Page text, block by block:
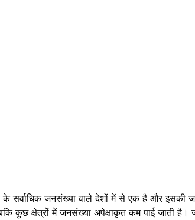
जनसंख्या वाले देशों में से एक है और इसकी
क्षेत्रों में जनसंख्या अपेक्षाकृत कम पाई जाती है।